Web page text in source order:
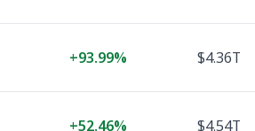
$4.36T
+93.99%
$4.54T
+52.46%